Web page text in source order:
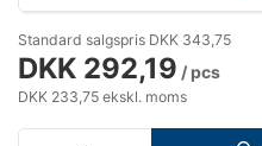
Standard salgspris DKK 343,75
DKK 292,19 / pcs
DKK 233,75 ekskl. moms